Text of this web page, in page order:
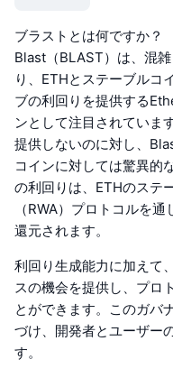
ブラストとは何ですか？
Blast（BLAST）は、混
り、ETHとステーブルコ
ブの利回りを提供する
ンとして注目されていま
提供しないのに対し、
コインに対しては驚異的
の利回りは、ETHのステ
（RWA）プロトコルを
還元されます。
利回り生成能力に加えて
スの機会を提供し、プロ
とができます。このガバ
づけ、開発者とユーザー
す。